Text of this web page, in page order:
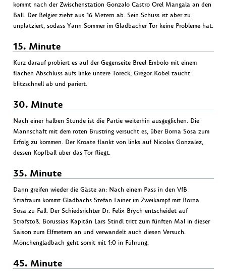
kommt nach der Zwischenstation Gonzalo Castro Orel Mangala an den
Ball. Der Belgier zieht aus 16 Metern ab. Sein Schuss ist aber zu
unplatziert, sodass Yann Sommer im Gladbacher Tor keine Probleme hat.
15. Minute
Kurz darauf probiert es auf der Gegenseite Breel Embolo mit einem
flachen Abschluss aufs linke untere Toreck, Gregor Kobel taucht
blitzschnell ab und pariert.
30. Minute
Nach einer halben Stunde ist die Partie weiterhin ausgeglichen. Die
Mannschaft mit dem roten Brustring versucht es, über Borna Sosa zum
Erfolg zu kommen. Der Kroate flankt von links auf Nicolas Gonzalez,
dessen Kopfball über das Tor fliegt.
35. Minute
Dann greifen wieder die Gäste an: Nach einem Pass in den VfB
Strafraum kommt Gladbachs Stefan Lainer im Zweikampf mit Borna
Sosa zu Fall. Der Schiedsrichter Dr. Felix Brych entscheidet auf
Strafstoß. Borussias Kapitän Lars Stindl tritt zum fünften Mal in dieser
Saison zum Elfmetern an und verwandelt auch diesen Versuch.
Mönchengladbach geht somit mit 1:0 in Führung.
45. Minute